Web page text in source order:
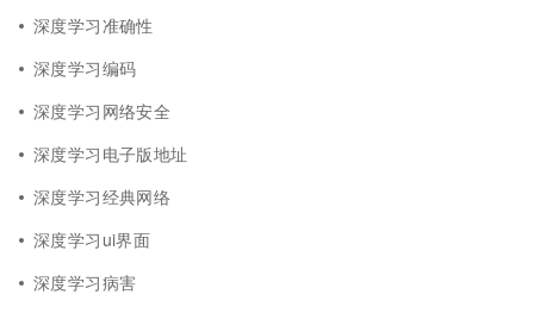
深度学习准确性
深度学习编码
深度学习网络安全
深度学习电子版地址
深度学习经典网络
深度学习ui界面
深度学习病害